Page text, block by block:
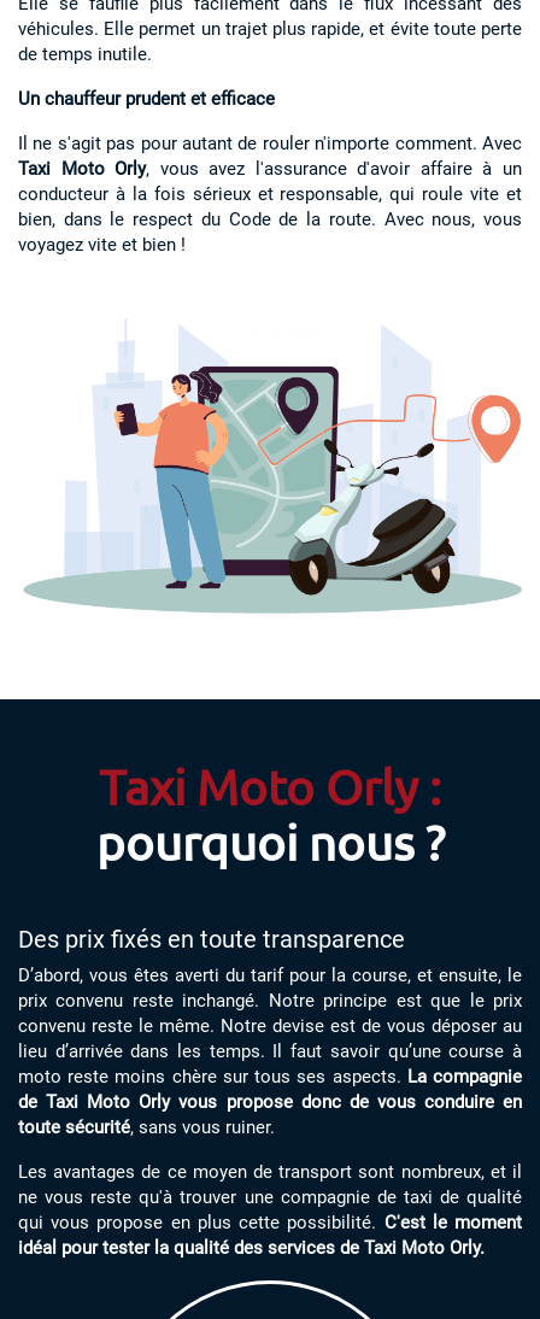
véhicules. Elle permet un trajet plus rapide, et évite toute perte
de temps inutile.
Un chauffeur prudent et efficace
Il ne s'agit pas pour autant de rouler n'importe comment. Avec
Taxi Moto Orly, vous avez l'assurance d'avoir affaire à un
conducteur à la fois sérieux et responsable, qui roule vite et
bien, dans le respect du Code de la route. Avec nous, vous
voyagez vite et bien !
Taxi Moto Orly :
pourquoi nous ?
Des prix fixés en toute transparence
D’abord, vous êtes averti du tarif pour la course, et ensuite, le
prix convenu reste inchangé. Notre principe est que le prix
convenu reste le même. Notre devise est de vous déposer au
lieu d’arrivée dans les temps. Il faut savoir qu’une course à
moto reste moins chère sur tous ses aspects. La compagnie
de Taxi Moto Orly vous propose donc de vous conduire en
toute sécurité, sans vous ruiner.
Les avantages de ce moyen de transport sont nombreux, et il
ne vous reste qu'à trouver une compagnie de taxi de qualité
qui vous propose en plus cette possibilité. C'est le moment
idéal pour tester la qualité des services de Taxi Moto Orly.